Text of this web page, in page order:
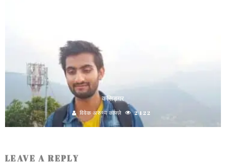
कसिङ्गर
विवेक अरुण्य काफ्ले 2422
LEAVE A REPLY